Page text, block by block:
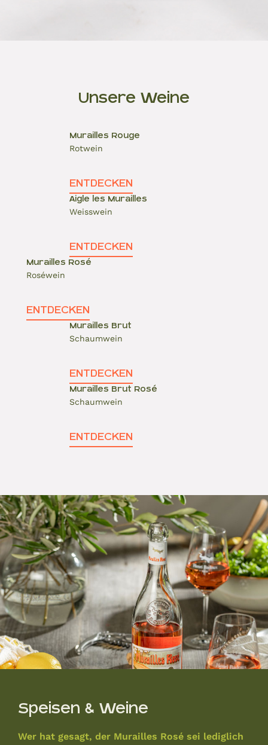
Unsere Weine
Murailles Rouge
Rotwein
ENTDECKEN
Aigle les Murailles
Weisswein
ENTDECKEN
Murailles Rosé
Roséwein
ENTDECKEN
Murailles Brut
Schaumwein
ENTDECKEN
Murailles Brut Rosé
Schaumwein
ENTDECKEN
Speisen & Weine
Wer hat gesagt, der Murailles Rosé sei lediglich